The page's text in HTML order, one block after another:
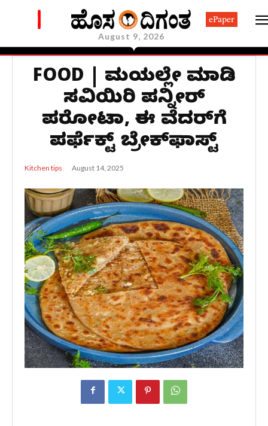
August 9, 2026
ePaper
FOOD | ಮನೆಯಲ್ಲೇ ಮಾಡಿ
ಸವಿಯಿರಿ ಪನ್ನೀರ್‌
ಪರೋಟಾ, ಈ ವೆದರ್‌ಗೆ
ಪರ್ಫೆಕ್ಟ್‌ ಬ್ರೇಕ್‌ಫಾಸ್ಟ್‌
Kitchen tips August 14, 2025